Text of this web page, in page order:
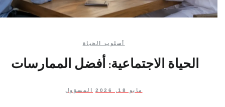
أسلوب الحياة
الحياة الاجتماعية: أفضل الممارسات
مايو 18, 2026 المسؤول